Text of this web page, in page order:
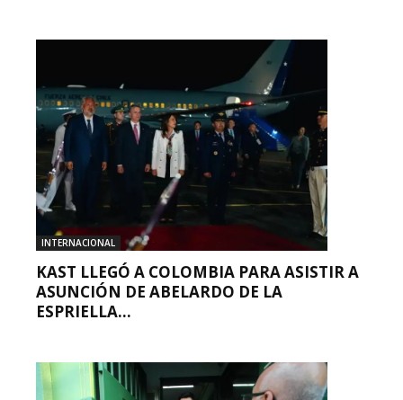
INTERNACIONAL
KAST LLEGÓ A COLOMBIA PARA ASISTIR A
ASUNCIÓN DE ABELARDO DE LA
ESPRIELLA...